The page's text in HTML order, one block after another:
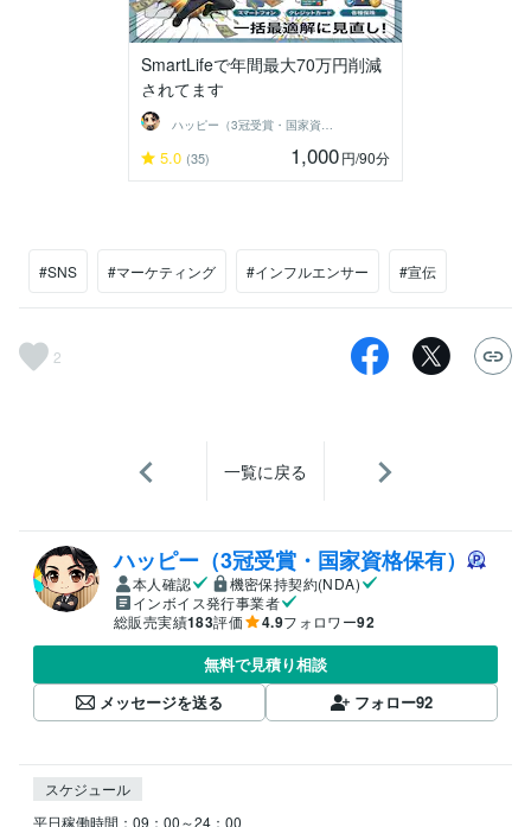
SmartLifeで年間最大70万円削減
されてます
ハッピー（3冠受賞・国家資格保有）
5.0 (35) 1,000円/90分
#SNS #マーケティング #インフルエンサー #宣伝
2
一覧に戻る
ハッピー（3冠受賞・国家資格保有）
本人確認
機密保持契約(NDA)
インボイス発行事業者
総販売実績183評価 4.9フォロワー92
無料で見積り相談
メッセージを送る
フォロー92
スケジュール
平日稼働時間：09：00～24：00